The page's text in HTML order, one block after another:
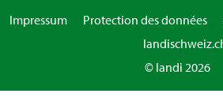
Impressum Protection des données
© landi 2026